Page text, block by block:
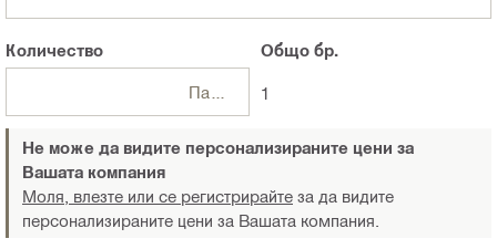
Количество Общо бр.
1
Не може да видите персонализираните цени за
Вашата компания
Моля, влезте или се регистрирайте за да видите
персонализираните цени за Вашата компания.